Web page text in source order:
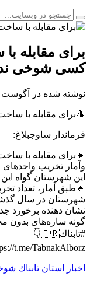
برای مقابله
کسی شوخی
نوشته شده در آگوست 29, 2019
🔺برای مقابله با
فرماندار ساوجبلاغ:
🔹برای مقابله با
وآمار تخریب
این شهرستان گواه
🔹طبق آمار، تعداد
شهرستان در سال
نشان دهنده برخورد
گونه سازه‌های بدون
#تابناك🇮🇷👇
t.me/TabnakAlborz
اخبار استان تابناك